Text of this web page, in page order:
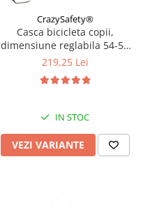
CrazySafety®
Casca bicicleta copii,
dimensiune reglabila 54-58
cm, 6-12 ani, Dark Blue
219,25 Lei
IN STOC
VEZI VARIANTE